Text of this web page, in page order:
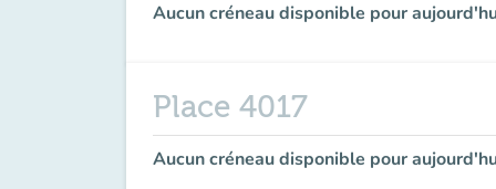
Aucun créneau disponible pour
Place 4017
Aucun créneau disponible pour